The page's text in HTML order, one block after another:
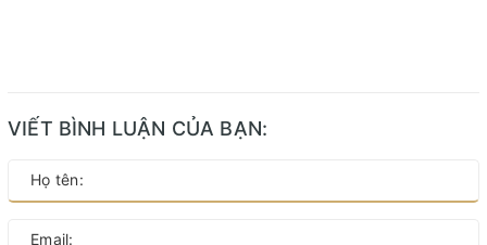
VIẾT BÌNH LUẬN CỦA BẠN: